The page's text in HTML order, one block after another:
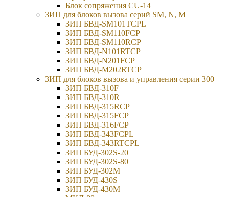
Блок сопряжения CU-14
ЗИП для блоков вызова серий SM, N, M
ЗИП БВД-SM101TCPL
ЗИП БВД-SM110FCP
ЗИП БВД-SM110RCP
ЗИП БВД-N101RTCP
ЗИП БВД-N201FCP
ЗИП БВД-M202RTCP
ЗИП для блоков вызова и управления серии 300
ЗИП БВД-310F
ЗИП БВД-310R
ЗИП БВД-315RCP
ЗИП БВД-315FCP
ЗИП БВД-316FCP
ЗИП БВД-343FCPL
ЗИП БВД-343RTCPL
ЗИП БУД-302S-20
ЗИП БУД-302S-80
ЗИП БУД-302М
ЗИП БУД-430S
ЗИП БУД-430M